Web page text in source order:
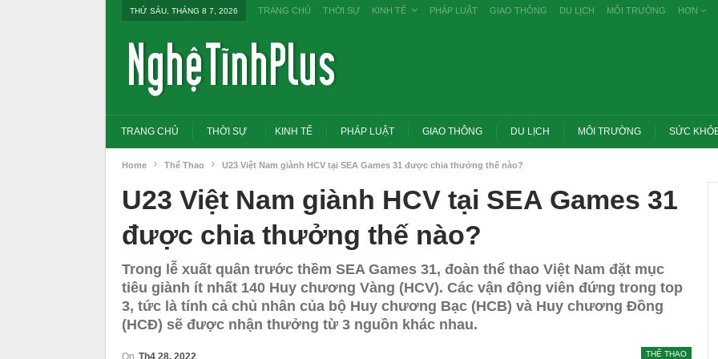
THỨ SÁU, THÁNG 8 7, 2026 TRANG CHỦ THỜI SỰ KINH TẾ PHÁP LUẬT GIAO THÔNG DU LỊCH MÔI TRƯỜNG HƠN
TRANG CHỦ THỜI SỰ KINH TẾ PHÁP LUẬT GIAO THÔNG DU LỊCH MÔI TRƯỜNG SỨC
Home Thể Thao U23 Việt Nam giành HCV tại SEA Games 31 được chia thưởng thế nào?
U23 Việt Nam giành HCV tại SEA Games 31
được chia thưởng thế nào?
Trong lễ xuất quân trước thềm SEA Games 31, đoàn thể thao Việt Nam đặt mục
tiêu giành ít nhất 140 Huy chương Vàng (HCV). Các vận động viên đứng trong top
3, tức là tính cả chủ nhân của bộ Huy chương Bạc (HCB) và Huy chương Đồng
(HCĐ) sẽ được nhận thưởng từ 3 nguồn khác nhau.
THỂ THAO
On Th4 28, 2022
đổi tư duy bằng cấp sang nghề nghiệp